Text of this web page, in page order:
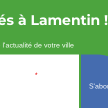
à Lamentin !
de votre ville
*